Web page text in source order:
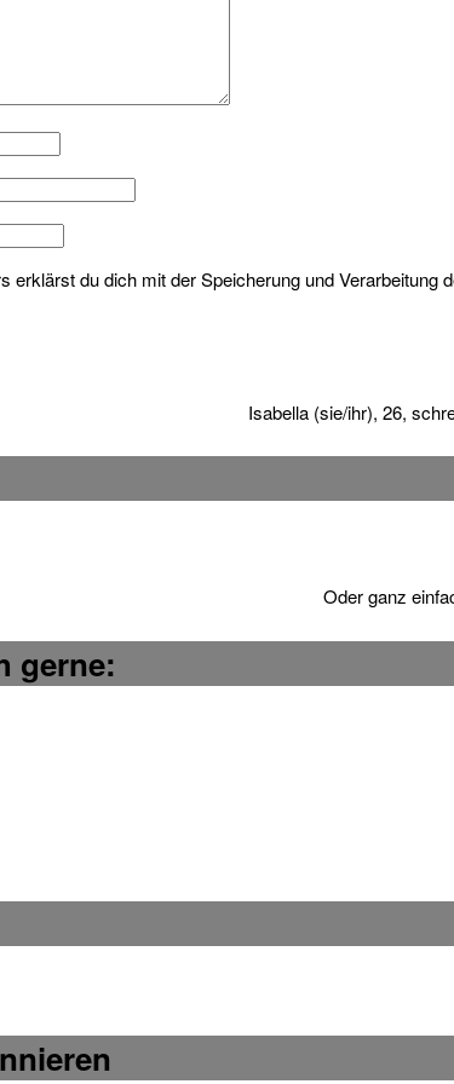
erklärst du dich mit der Speicherung und Verarbeitung
Isabella (sie/ihr), 26,
Oder ganz
gerne: